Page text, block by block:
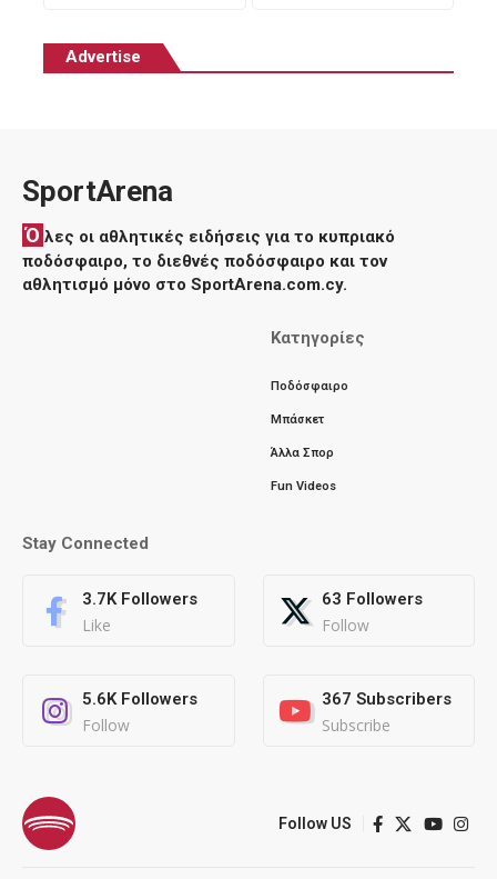
Advertise
SportArena
Ό λες οι αθλητικές ειδήσεις για το κυπριακό
ποδόσφαιρο, το διεθνές ποδόσφαιρο και τον
αθλητισμό μόνο στο SportArena.com.cy.
Κατηγορίες
Ποδόσφαιρο
Μπάσκετ
Άλλα Σπορ
Fun Videos
Stay Connected
3.7K Followers
Like
63 Followers
Follow
5.6K Followers
Follow
367 Subscribers
Subscribe
Follow US